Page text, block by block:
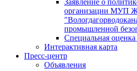
организации МУП
промышленной
Специальная оценка
Интерактивная карта
Пресс-центр
Объявления